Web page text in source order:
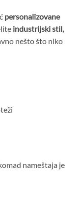
personalizovane
industrijski stil,
nešto što niko
nameštaja je